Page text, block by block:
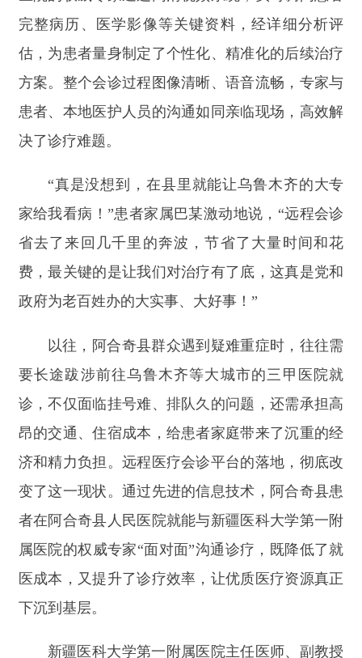
决了诊疗难题。
真是没想到，在县里就能让乌鲁木齐的大专
家给我看病！”患者家属巴某激动地说，“远程会诊
省去了来回几千里的奔波，节省了大量时间和花
费，最关键的是让我们对治疗有了底，这真是党和
要长途跋涉前往乌鲁木齐等大城市的三甲医院就
诊，不仅面临挂号难、排队久的问题，还需承担高
昂的交通、住宿成本，给患者家庭带来了沉重的经
济和精力负担。远程医疗会诊平台的落地，彻底改
者在阿合奇县人民医院就能与新疆医科大学第一附
属医院的权威专家“面对面”沟通诊疗，既降低了就
医成本，又提升了诊疗效率，让优质医疗资源真正
下沉到基层。
新疆医科大学第一附属医院主任医师、副教授
韩峰表示：“我们将以此次与阿合奇县人民医院搭
建的远程医疗会诊平台为依托，持续拓展与区内外
更多顶尖医院的合作维度，进一步扩大远程会诊的
服务覆盖范围，把更多疑难病症诊疗领域纳入服务
体系，让更多先进医疗技术真正‘落户’阿合奇县。
各族群众信赖的‘健康守门人’”。